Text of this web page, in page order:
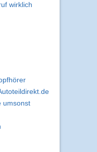
wirklich
umsonst